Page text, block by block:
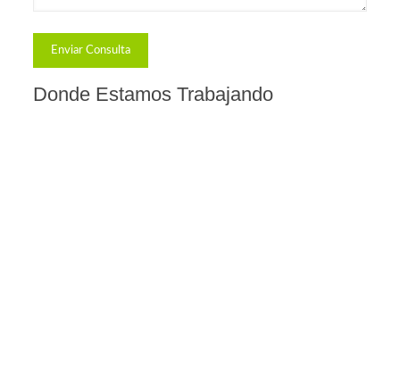
Donde Estamos Trabajando